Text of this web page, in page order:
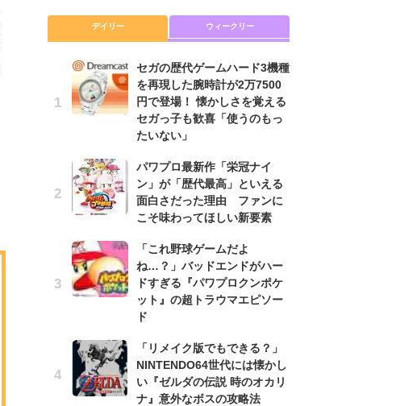
デイリー ウィークリー
セガの歴代ゲームハード3機種
を再現した腕時計が2万7500
円で登場！ 懐かしさを覚える
セガっ子も歓喜「使うのもっ
たいない」
パワプロ最新作「栄冠ナイ
ン」が「歴代最高」といえる
面白さだった理由 ファンに
こそ味わってほしい新要素
「これ野球ゲームだよ
ね…？」バッドエンドがハー
ドすぎる『パワプロクンポケ
ット』の超トラウマエピソー
ド
「リメイク版でもできる？」
NINTENDO64世代には懐かし
い『ゼルダの伝説 時のオカリ
ナ』意外なボスの攻略法